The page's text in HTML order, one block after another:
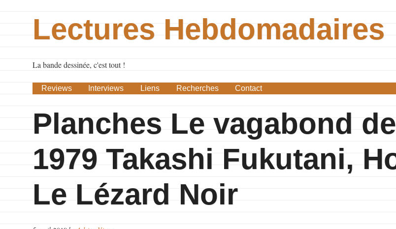
Lectures Hebdomadaires
La bande dessinée, c'est tout !
Reviews Interviews Liens Recherches Contact
Planches Le vagabond
1979 Takashi Fukutani,
Le Lézard Noir